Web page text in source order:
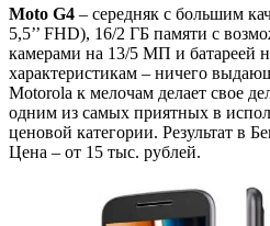
Moto G4 – середняк с большим
5,5’’ FHD), 16/2 ГБ памяти с
камерами на 13/5 МП и батареей
характеристикам – ничего
Motorola к мелочам делает свое
одним из самых приятных в
ценовой категории. Результат в
Цена – от 15 тыс. рублей.